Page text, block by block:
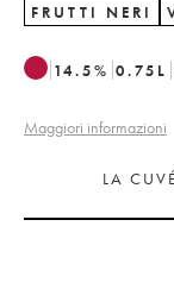
FRUTTI NERI
14.5% 0.75 L
Maggiori informazioni
LA